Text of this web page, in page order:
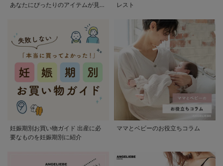
あなたにぴったりのアイテムが見つ
レスト
妊娠期別お買い物ガイド 出産に必
要なものを妊娠期別に紹介
ママとベビーのお役立ちコラム